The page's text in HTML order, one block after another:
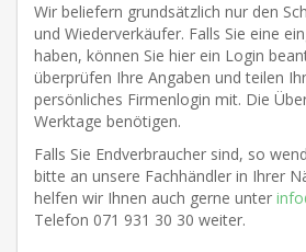
Wir beliefern grundsätzlich nur den
und Wiederverkäufer. Falls Sie eine
haben, können Sie hier ein Login
überprüfen Ihre Angaben und teilen
persönliches Firmenlogin mit. Die
Werktage benötigen.
Falls Sie Endverbraucher sind, so
bitte an unsere Fachhändler in Ihrer
helfen wir Ihnen auch gerne unter
Telefon 071 931 30 30 weiter.